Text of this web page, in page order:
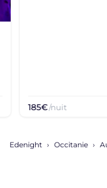
185€/nuit
Edenight Occitanie